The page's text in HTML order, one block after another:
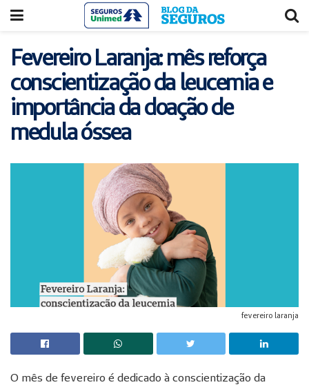
Fevereiro Laranja: mês reforça
conscientização da leucemia e
importância da doação de
medula óssea
fevereiro laranja
O mês de fevereiro é dedicado à conscientização da